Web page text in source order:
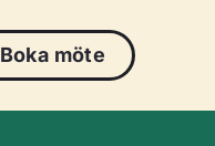
Boka möte